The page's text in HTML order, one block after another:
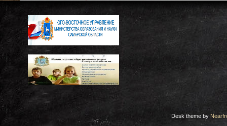
Desk theme by